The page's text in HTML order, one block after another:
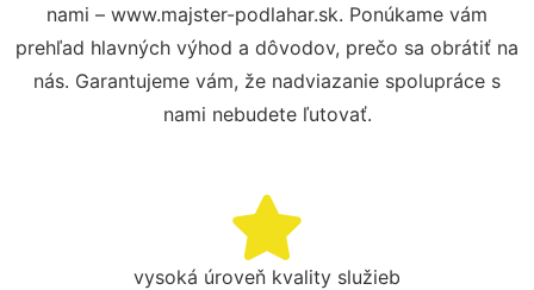
nami – www.majster-podlahar.sk. Ponúkame vám
prehľad hlavných výhod a dôvodov, prečo sa obrátiť na
nás. Garantujeme vám, že nadviazanie spolupráce s
nami nebudete ľutovať.
vysoká úroveň kvality služieb